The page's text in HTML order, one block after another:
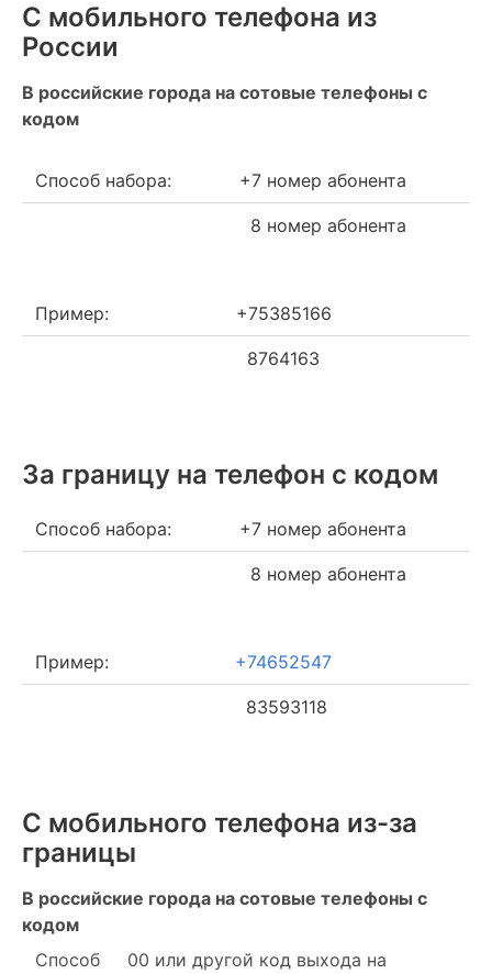
С мобильного телефона из
России
В российские города на сотовые телефоны с
кодом
Способ набора: +7 номер абонента
8 номер абонента
Пример: +75385166
8764163
За границу на телефон c кодом
Способ набора: +7 номер абонента
8 номер абонента
Пример: +74652547
83593118
С мобильного телефона из-за
границы
В российские города на сотовые телефоны с
кодом
Способ
00 или другой код выхода на